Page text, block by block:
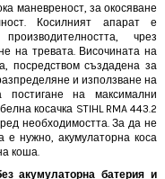
маневреност, за окосяване
Косилният апарат е
чрез
на тревата. Височината на
посредством създадена за
и използване на
на максимални
косачка STIHL RMA 443.2
необходимостта. За да не
е нужно, акумулаторна коса
коша.
акумулаторна батерия и